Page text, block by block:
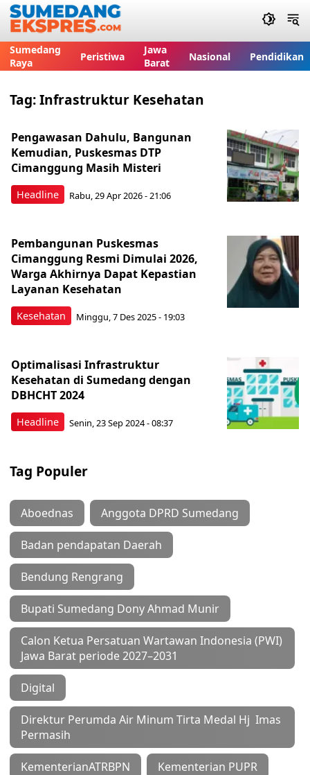
Sumedang
Raya
Peristiwa
Jawa
Barat
Nasional Pendidikan
Tag:Infrastruktur Kesehatan
Headline
Pengawasan Dahulu, Bangunan
Kemudian, Puskesmas DTP
Cimanggung Masih Misteri
Rabu, 29 Apr 2026 - 21:06
Kesehatan
Pembangunan Puskesmas
Cimanggung Resmi Dimulai 2026,
Warga Akhirnya Dapat Kepastian
Layanan Kesehatan
Minggu, 7 Des 2025 - 19:03
Headline
Optimalisasi Infrastruktur
Kesehatan di Sumedang dengan
DBHCHT 2024
Senin, 23 Sep 2024 - 08:37
Tag Populer
Aboednas Anggota DPRD Sumedang
Badan pendapatan Daerah
Bendung Rengrang
Bupati Sumedang Dony Ahmad Munir
Calon Ketua Persatuan Wartawan Indonesia (PWI)
Jawa Barat periode 2027–2031
Digital
Direktur Perumda Air Minum Tirta Medal Hj Imas
Permasih
KementerianATRBPN Kementerian PUPR